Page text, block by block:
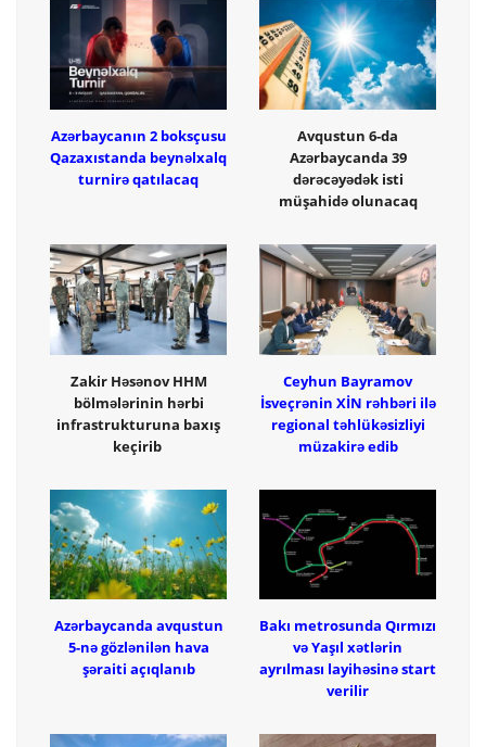
Azərbaycanın 2 boksçusu
Qazaxıstanda beynəlxalq
turnirə qatılacaq
Avqustun 6-da
Azərbaycanda 39
dərəcəyədək isti
müşahidə olunacaq
Zakir Həsənov HHM
bölmələrinin hərbi
infrastrukturuna baxış
keçirib
Ceyhun Bayramov
İsveçrənin XİN rəhbəri ilə
regional təhlükəsizliyi
müzakirə edib
Azərbaycanda avqustun
5-nə gözlənilən hava
şəraiti açıqlanıb
Bakı metrosunda Qırmızı
və Yaşıl xətlərin
ayrılması layihəsinə start
verilir